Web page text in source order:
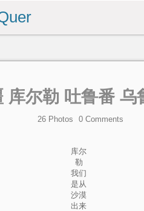
库尔勒 吐鲁番 乌
26 Photos 0Comments
库尔
勒
我们
是从
沙漠
出来